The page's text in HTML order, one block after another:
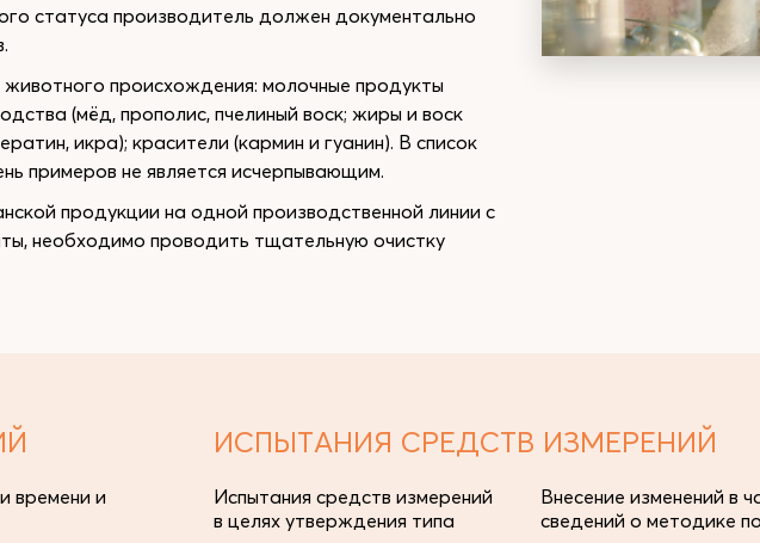
статуса производитель должен документально
происхождения: молочные продукты
(мёд, прополис, пчелиный воск; жиры и воск
икра); красители (кармин и гуанин). В список
примеров не является исчерпывающим.
продукции на одной производственной линии с
необходимо проводить тщательную очистку
времени и
ИСПЫТАНИЯ СРЕДСТВ ИЗМЕРЕНИЙ
Испытания средств измерений
в целях утверждения типа
Внесение изменений в
сведений о методике